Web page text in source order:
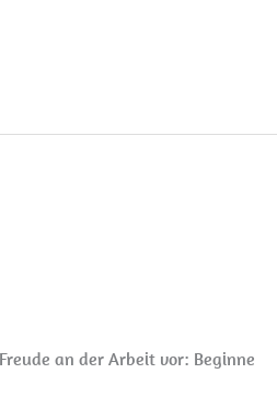
an der Arbeit vor: Beginne